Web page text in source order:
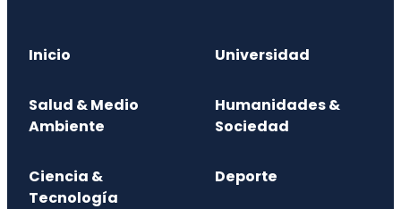
Inicio Universidad
Salud & Medio
Ambiente
Humanidades &
Sociedad
Ciencia &
Tecnología
Deporte